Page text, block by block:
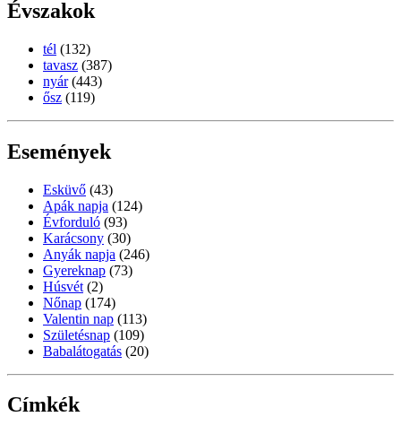
Évszakok
tél (132)
tavasz (387)
nyár (443)
ősz (119)
Események
Esküvő (43)
Apák napja (124)
Évforduló (93)
Karácsony (30)
Anyák napja (246)
Gyereknap (73)
Húsvét (2)
Nőnap (174)
Valentin nap (113)
Születésnap (109)
Babalátogatás (20)
Címkék